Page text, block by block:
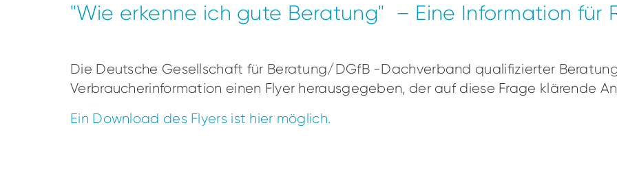
"Wie erkenne ich gute Beratung" – Eine Information für
Die Deutsche Gesellschaft für Beratung/DGfB -Dachverband qualifizierter
Verbraucherinformation einen Flyer herausgegeben, der auf diese Frage klärende
Ein Download des Flyers ist hier möglich.